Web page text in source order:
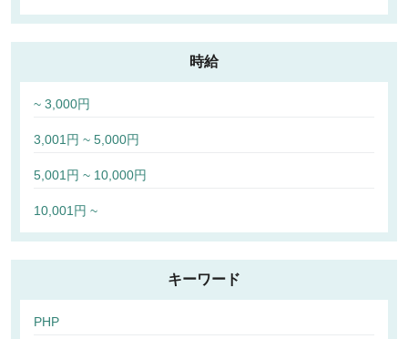
時給
~ 3,000円
3,001円 ~ 5,000円
5,001円 ~ 10,000円
10,001円 ~
キーワード
PHP